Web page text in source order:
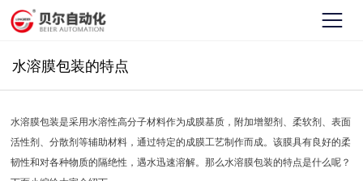
水溶膜包装的特点
水溶膜包装是采用水溶性高分子材料作为成膜基质，附加增塑剂、柔软剂、表面
活性剂、分散剂等辅助材料，通过特定的成膜工艺制作而成。该膜具有良好的柔
韧性和对各种物质的隔绝性，遇水迅速溶解。那么水溶膜包装的特点是什么呢？